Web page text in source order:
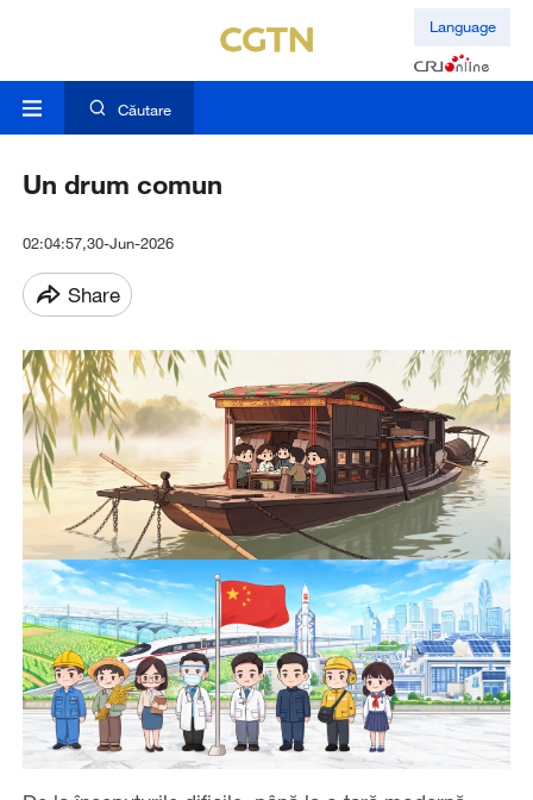
Language
Căutare
Un drum comun
02:04:57,30-Jun-2026
Share